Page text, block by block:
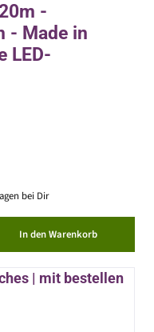
-
- Made in
LED-
bei Dir
In den Warenkorb
| mit bestellen